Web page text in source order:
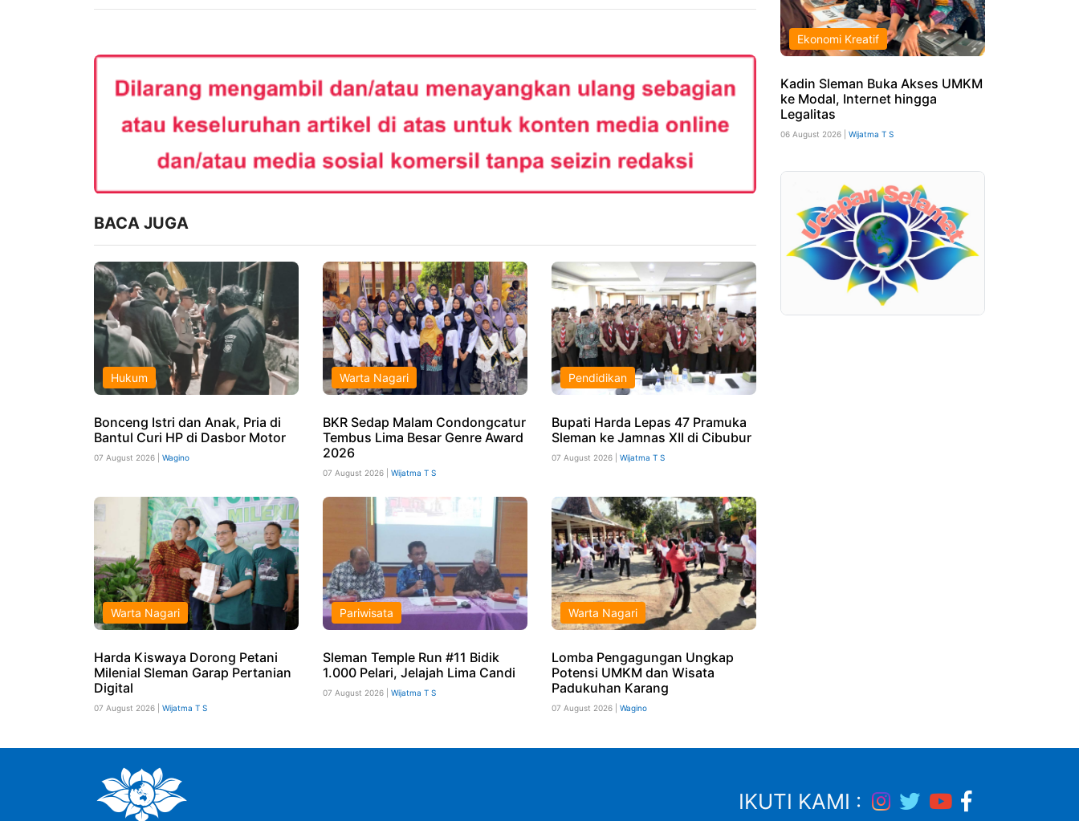
BACA JUGA
Hukum
Bonceng Istri dan Anak, Pria di
Bantul Curi HP di Dasbor Motor
07 August 2026 | Wagino
Warta Nagari
BKR Sedap Malam Condongcatur
Tembus Lima Besar Genre Award
2026
07 August 2026 | Wijatma T S
Pendidikan
Bupati Harda Lepas 47 Pramuka
Sleman ke Jamnas XII di Cibubur
07 August 2026 | Wijatma T S
Warta Nagari
Harda Kiswaya Dorong Petani
Milenial Sleman Garap Pertanian
Digital
07 August 2026 | Wijatma T S
Pariwisata
Sleman Temple Run #11 Bidik
1.000 Pelari, Jelajah Lima Candi
07 August 2026 | Wijatma T S
Warta Nagari
Lomba Pengagungan Ungkap
Potensi UMKM dan Wisata
Padukuhan Karang
07 August 2026 | Wagino
Ekonomi Kreatif
Kadin Sleman Buka Akses UMKM
ke Modal, Internet hingga
Legalitas
06 August 2026 | Wijatma T S
IKUTI KAMI :